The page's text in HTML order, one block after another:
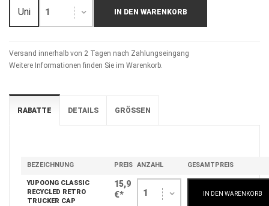
Uni 1 IN DEN WARENKORB
Versand innerhalb von 2 Tagen nach Zahlungseingang
Weitere Informationen finden Sie im Warenkorb.
RABATTE DETAILS GRÖSSEN
BEZEICHNUNG PREIS ANZAHL GESAMTPREIS
YUPOONG CLASSIC
RECYCLED RETRO
TRUCKER CAP
15,9
€*
1 IN DEN WARENKORB